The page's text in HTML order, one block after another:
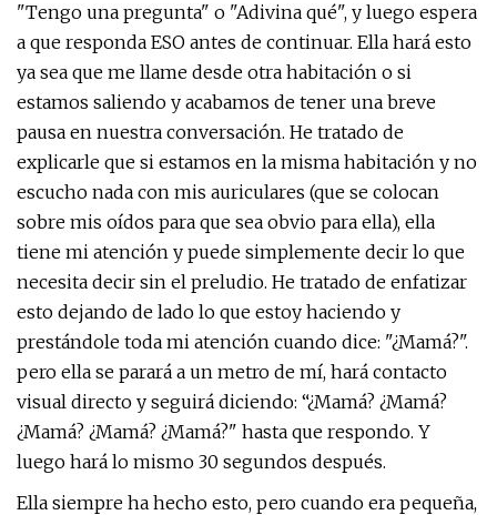
"Tengo una pregunta" o "Adivina qué", y luego espera
a que responda ESO antes de continuar. Ella hará esto
ya sea que me llame desde otra habitación o si
estamos saliendo y acabamos de tener una breve
pausa en nuestra conversación. He tratado de
explicarle que si estamos en la misma habitación y no
escucho nada con mis auriculares (que se colocan
sobre mis oídos para que sea obvio para ella), ella
tiene mi atención y puede simplemente decir lo que
necesita decir sin el preludio. He tratado de enfatizar
esto dejando de lado lo que estoy haciendo y
prestándole toda mi atención cuando dice: "¿Mamá?".
pero ella se parará a un metro de mí, hará contacto
visual directo y seguirá diciendo: “¿Mamá? ¿Mamá?
¿Mamá? ¿Mamá? ¿Mamá?" hasta que respondo. Y
luego hará lo mismo 30 segundos después.
Ella siempre ha hecho esto, pero cuando era pequeña,